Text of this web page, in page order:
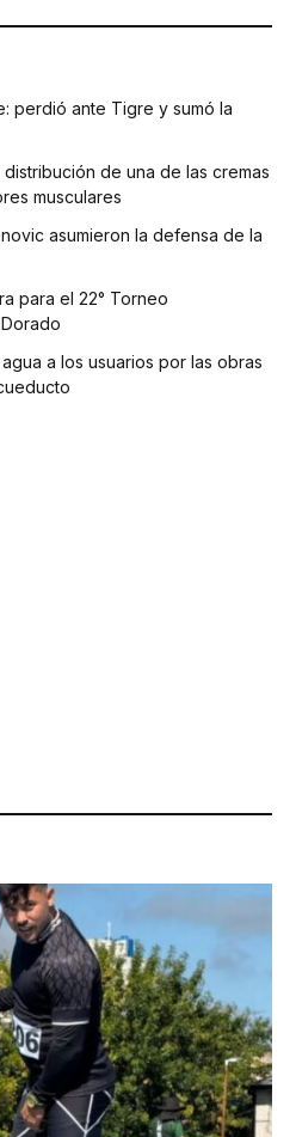
perdió ante Tigre y sumó la
de una de las cremas
musculares
asumieron la defensa de la
para el 22° Torneo
a los usuarios por las obras